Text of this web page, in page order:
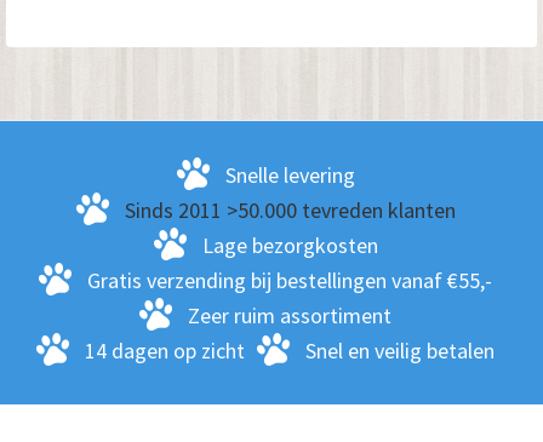
Snelle levering
Sinds 2011 >50.000 tevreden klanten
Lage bezorgkosten
Gratis verzending bij bestellingen vanaf €55,-
Zeer ruim assortiment
14 dagen op zicht
Snel en veilig betalen